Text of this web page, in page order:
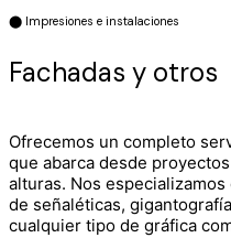
⬤ Impresiones e instalaciones
Fachadas y otros
Ofrecemos un completo
que abarca desde
alturas. Nos
de señaléticas,
cualquier tipo de gráfica